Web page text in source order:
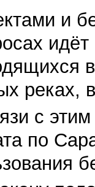
и
реках,
с
по